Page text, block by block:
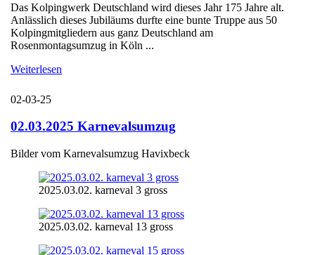
Das Kolpingwerk Deutschland wird dieses Jahr 175 Jahre alt.
Anlässlich dieses Jubiläums durfte eine bunte Truppe aus 50
Kolpingmitgliedern aus ganz Deutschland am
Rosenmontagsumzug in Köln ...
Weiterlesen
02-03-25
02.03.2025 Karnevalsumzug
Bilder vom Karnevalsumzug Havixbeck
2025.03.02. karneval 3 gross
2025.03.02. karneval 13 gross